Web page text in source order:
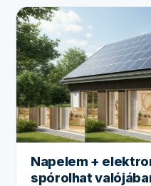
Napelem +
spórolhat